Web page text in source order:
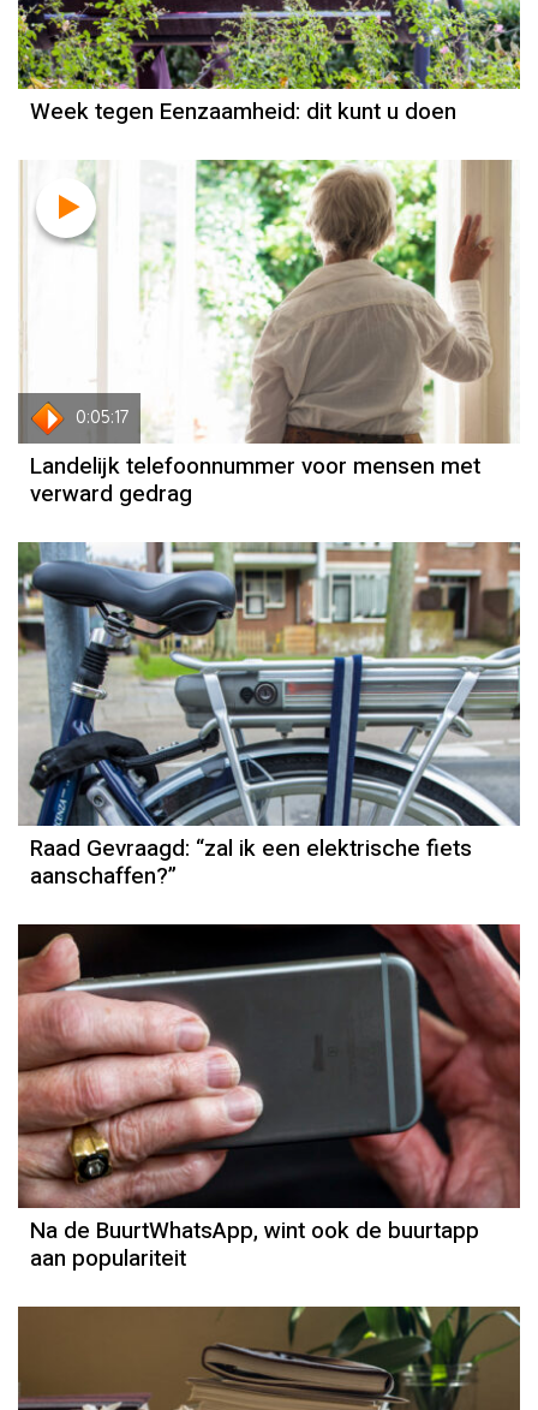
Week tegen Eenzaamheid: dit kunt u doen
0:05:17
Landelijk telefoonnummer voor mensen met
verward gedrag
Raad Gevraagd: “zal ik een elektrische fiets
aanschaffen?”
Na de BuurtWhatsApp, wint ook de buurtapp
aan populariteit